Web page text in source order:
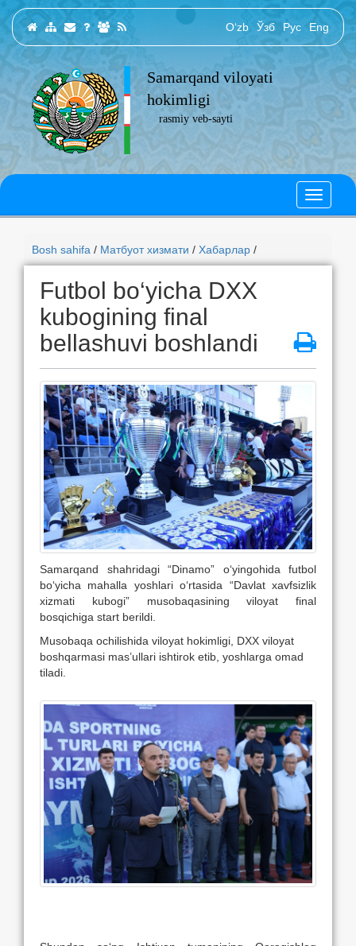
O‘zb Ўзб Рус Eng
Samarqand viloyati
hokimligi
rasmiy veb-sayti
Bosh sahifa / Матбуот хизмати / Хабарлар /
Futbol bo‘yicha DXX
kubogining final
bellashuvi boshlandi
Samarqand shahridagi “Dinamo” o‘yingohida futbol
bo‘yicha mahalla yoshlari o‘rtasida “Davlat xavfsizlik
xizmati kubogi” musobaqasining viloyat final
bosqichiga start berildi.
Musobaqa ochilishida viloyat hokimligi, DXX viloyat
boshqarmasi mas’ullari ishtirok etib, yoshlarga omad
tiladi.